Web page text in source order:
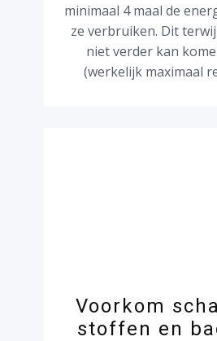
minimaal 4 maal de
ze verbruiken. Dit
niet verder kan
(werkelijk maximaal
Voorkom
stoffen en